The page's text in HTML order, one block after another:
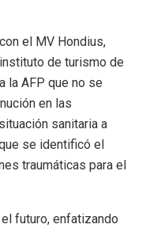
el MV Hondius,
de turismo de
la AFP que no se
en las
sanitaria a
se identificó el
traumáticas para el
futuro, enfatizando